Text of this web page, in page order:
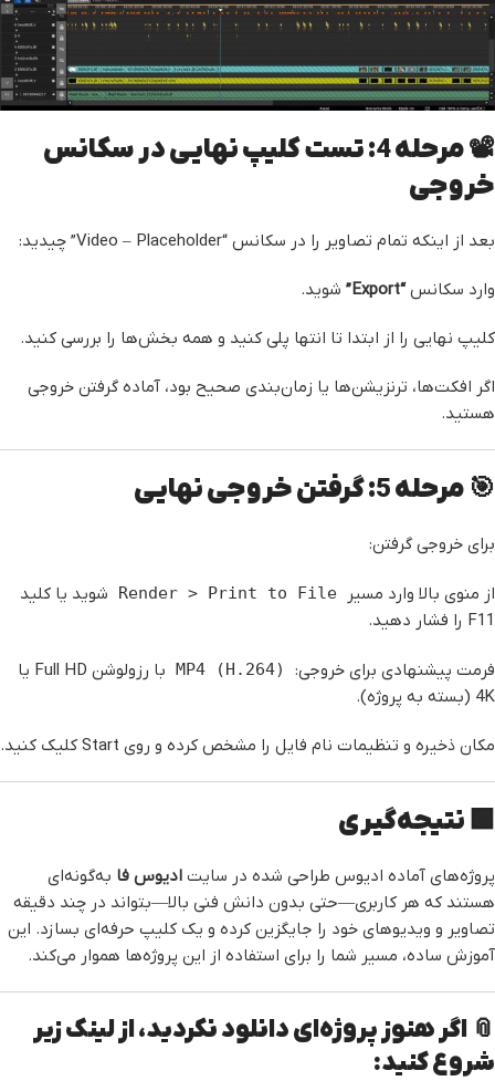
📽️ مرحله 4: تست کلیپ نهایی در سکانس
خروجی
بعد از اینکه تمام تصاویر را در سکانس “Video – Placeholder” چیدید:
وارد سکانس“Export” شوید.
کلیپ نهایی را از ابتدا تا انتها پلی کنید و همه بخش‌ها را بررسی کنید.
اگر افکت‌ها، ترنزیشن‌ها یا زمان‌بندی صحیح بود، آماده گرفتن خروجی
هستید.
🎯 مرحله 5: گرفتن خروجی نهایی
برای خروجی گرفتن:
از منوی بالا وارد مسیر Render > Print to File
شوید یا کلید
F11 را فشار دهید.
فرمت پیشنهادی برای خروجی: MP4 (H.264)
با رزولوشن Full HD یا
4K (بسته به پروژه).
مکان ذخیره و تنظیمات نام فایل را مشخص کرده و روی Start کلیک کنید.
🟩 نتیجه‌گیری
پروژه‌های آماده ادیوس طراحی شده در سایت ادیوس فا به‌گونه‌ای
هستند که هر کاربری—حتی بدون دانش فنی بالا—بتواند در چند دقیقه
تصاویر و ویدیوهای خود را جایگزین کرده و یک کلیپ حرفه‌ای بسازد. این
آموزش ساده، مسیر شما را برای استفاده از این پروژه‌ها هموار می‌کند.
📎 اگر هنوز پروژه‌ای دانلود نکردید، از لینک زیر
شروع کنید: